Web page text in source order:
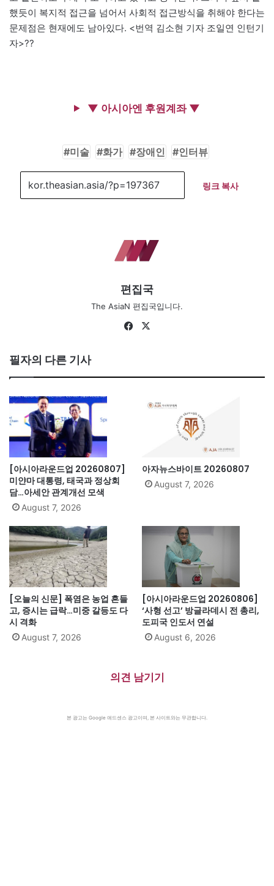
했듯이 복지적 접근을 넘어서 사회적 접근방식을 취해야 한다는
문제점은 현재에도 남아있다. <번역 김소현 기자 조일연 인턴기
자>??
▼ 아시아엔 후원계좌 ▼
미술 화가 장애인 인터뷰
링크 복사
편집국
The AsiaN 편집국입니다.
Fa
필자의 다른 기사
[아시아라운드업 20260807]
미얀마 대통령, 태국과 정상회
담…아세안 관계개선 모색
August 7, 2026
아자뉴스바이트 20260807
August 7, 2026
[오늘의 신문] 폭염은 농업 흔들
고, 증시는 급락…미중 갈등도 다
시 격화
August 7, 2026
[아시아라운드업 20260806]
‘사형 선고’ 방글라데시 전 총리,
도피국 인도서 연설
August 6, 2026
의견 남기기
본 광고는 Google 애드센스 광고이며, 본 사이트와는 무관합니다.